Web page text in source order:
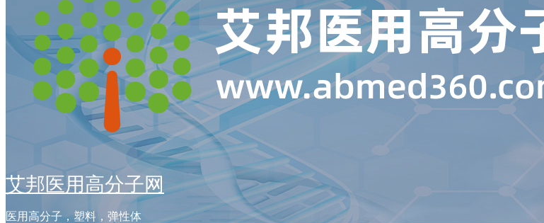
艾邦医用高分子网
医用高分子，塑料，弹性体